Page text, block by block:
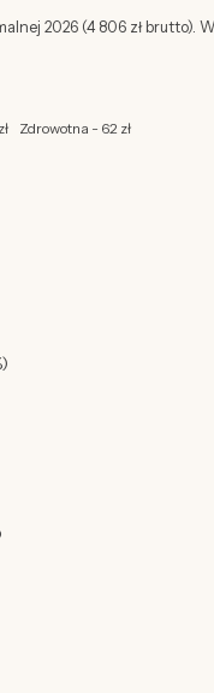
2026 (4 806 zł brutto).
Zdrowotna - 62 zł